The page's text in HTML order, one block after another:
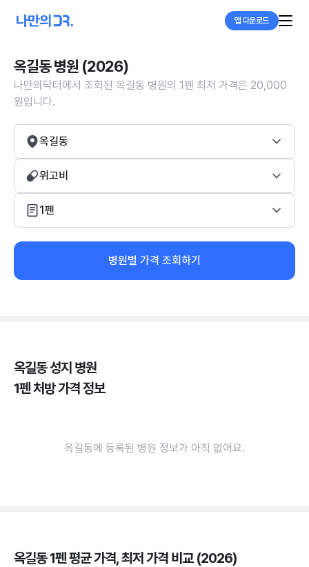
앱 다운로드
옥길동 병원 (2026)
나만의닥터에서 조회된 옥길동 병원의 1펜 최저 가격은 20,000
원입니다.
옥길동
위고비
1펜
병원별 가격 조회하기
옥길동 성지 병원
1펜 처방 가격 정보
옥길동에 등록된 병원 정보가 아직 없어요.
옥길동 1펜 평균 가격, 최저 가격 비교 (2026)